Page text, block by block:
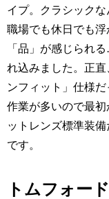
イプ。クラシックな
職場でも休日でも浮
「品」が感じられ
れ込みました。正
ンフィット」仕様
作業が多いので最
ットレンズ標準装
です。
トムフォー